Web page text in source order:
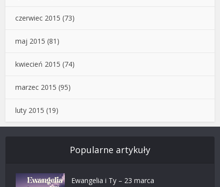
czerwiec 2015 (73)
maj 2015 (81)
kwiecień 2015 (74)
marzec 2015 (95)
luty 2015 (19)
Popularne artykuły
Ewangelia i Ty – 23 marca